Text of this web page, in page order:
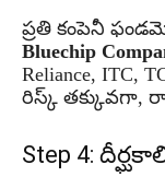
ప్రతి కంపెనీ
Bluechip
Reliance, ITC,
రిస్క్ తక్కువగా,
Step 4: